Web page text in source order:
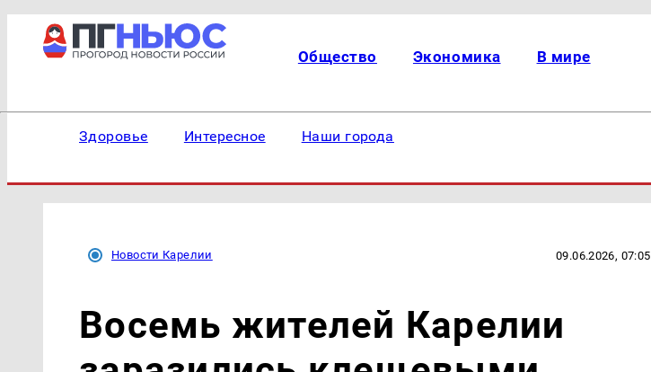
Общество Экономика В мире
Здоровье Интересное Наши города
Новости Карелии 09.06.2026, 07:05
Восемь жителей Карелии